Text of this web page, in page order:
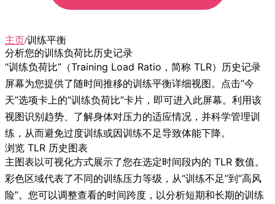
主页/训练平衡
分析您的训练负荷比历史记录
“训练负荷比”（Training Load Ratio，简称 TLR）历史记录
屏幕为您提供了随时间推移的训练平衡详细视图。点击“今
天”选项卡上的“训练负荷比”卡片，即可进入此屏幕。利用该
视图识别趋势、了解身体对压力的适应情况，并科学管理训
练，从而避免过度训练或因训练不足导致体能下降。
浏览 TLR 历史图表
主图表以可视化方式展示了您在选定时间段内的 TLR 数值。
彩色区域代表了不同的训练压力等级，从“训练不足”到“高风
险”。您可以调整查看的时间跨度，以分析短期和长期的训练